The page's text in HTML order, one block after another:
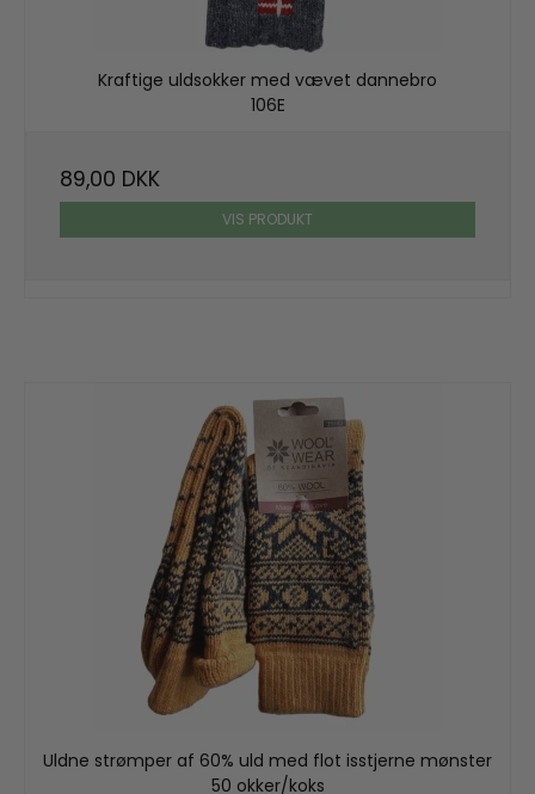
Kraftige uldsokker med vævet dannebro
106E
89,00 DKK
VIS PRODUKT
Uldne strømper af 60% uld med flot isstjerne mønster
50 okker/koks